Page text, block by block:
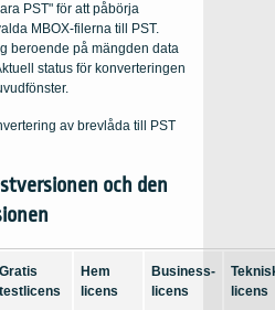
PST" för att påbörja
MBOX-filerna till PST.
beroende på mängden data
status för konverteringen
och den
Gratis
testlicens
Hem
licens
Business-
licens
licens